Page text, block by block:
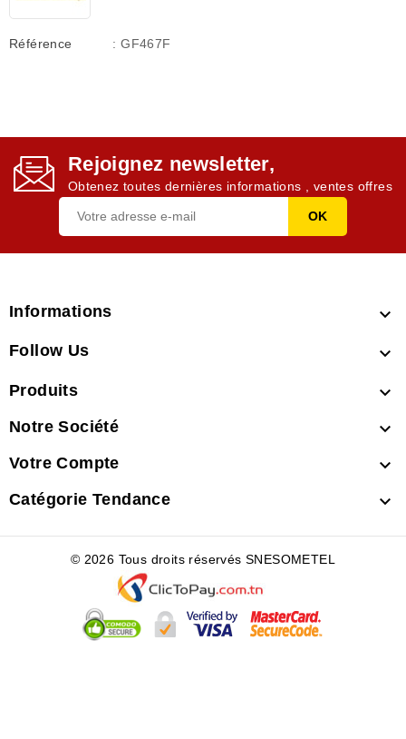
Référence : GF467F
Rejoignez newsletter,
Obtenez toutes dernières informations , ventes offres
Informations 
Follow Us 
Produits 
Notre Société 
Votre Compte 
Catégorie Tendance 
© 2026 Tous droits réservés SNESOMETEL